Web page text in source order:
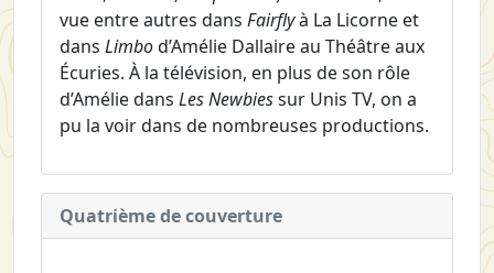
vue entre autres dans Fairflyà La Licorne et
dans Limbod’Amélie Dallaire au Théâtre aux
Écuries. À la télévision, en plus de son rôle
d’Amélie dans Les Newbiessur Unis TV, on a
pu la voir dans de nombreuses productions.
Quatrième de couverture